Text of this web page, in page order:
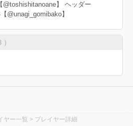
ㅤアイコン【@toshishitanoane】 ヘッダー
@unagi_gomibako】
）
ヤー一覧 > プレイヤー詳細